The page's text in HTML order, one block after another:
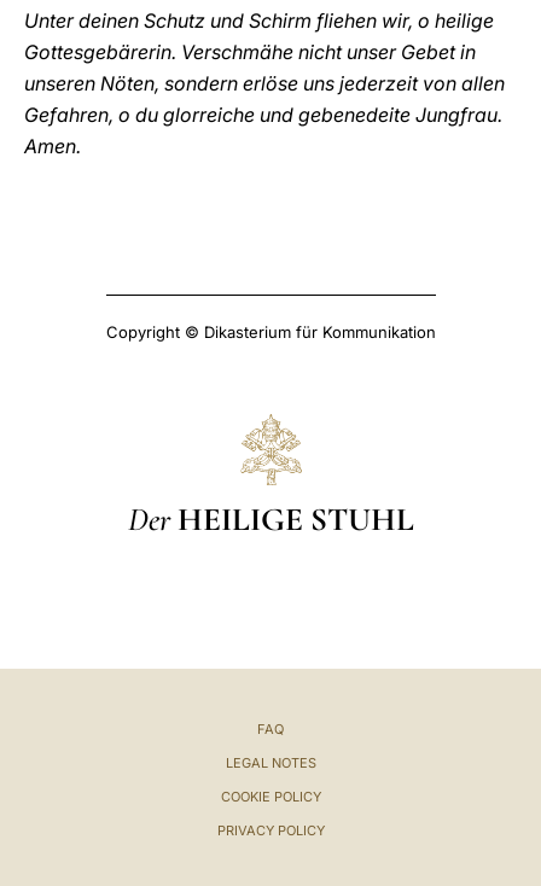
Unter deinen Schutz und Schirm fliehen wir, o heilige
Gottesgebärerin. Verschmähe nicht unser Gebet in
unseren Nöten, sondern erlöse uns jederzeit von allen
Gefahren, o du glorreiche und gebenedeite Jungfrau.
Amen.
Copyright © Dikasterium für Kommunikation
Der HEILIGE STUHL
FAQ
LEGAL NOTES
COOKIE POLICY
PRIVACY POLICY